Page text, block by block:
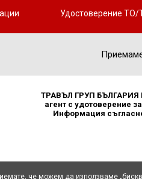
Удостоверение ТО/
ТРАВЪЛ ГРУП БЪЛГАРИЯ
агент с удотоверение
Информация
че можем да използваме